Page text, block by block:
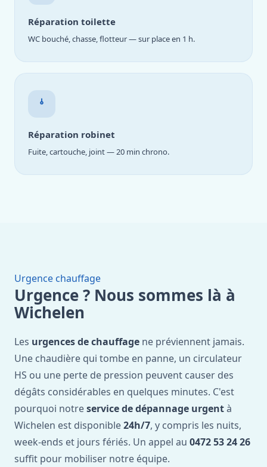
Réparation toilette
WC bouché, chasse, flotteur — sur place en 1 h.
Réparation robinet
Fuite, cartouche, joint — 20 min chrono.
Urgence chauffage
Urgence ? Nous sommes là à
Wichelen
Les urgences de chauffage ne préviennent jamais.
Une chaudière qui tombe en panne, un circulateur
HS ou une perte de pression peuvent causer des
dégâts considérables en quelques minutes. C'est
pourquoi notreservice de dépannage urgentà
Wichelen est disponible24h/7, y compris les nuits,
week-ends et jours fériés. Un appel au 0472 53 24 26
suffit pour mobiliser notre équipe.